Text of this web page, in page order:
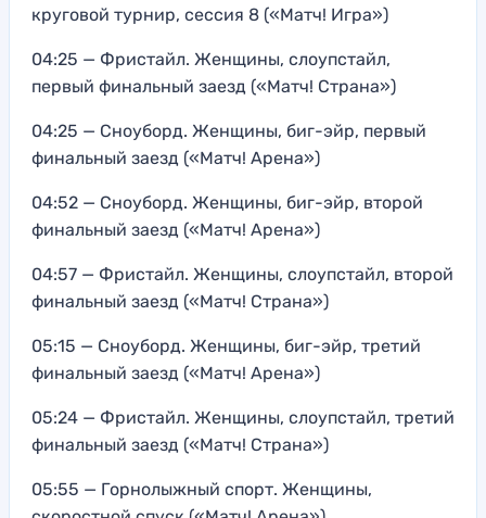
круговой турнир, сессия 8 («Матч! Игра»)
04:25 — Фристайл. Женщины, слоупстайл,
первый финальный заезд («Матч! Страна»)
04:25 — Сноуборд. Женщины, биг-эйр, первый
финальный заезд («Матч! Арена»)
04:52 — Сноуборд. Женщины, биг-эйр, второй
финальный заезд («Матч! Арена»)
04:57 — Фристайл. Женщины, слоупстайл, второй
финальный заезд («Матч! Страна»)
05:15 — Сноуборд. Женщины, биг-эйр, третий
финальный заезд («Матч! Арена»)
05:24 — Фристайл. Женщины, слоупстайл, третий
финальный заезд («Матч! Страна»)
05:55 — Горнолыжный спорт. Женщины,